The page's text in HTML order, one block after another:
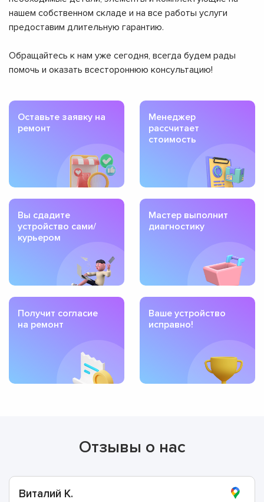
нашем собственном складе и на все работы услуги
предоставим длительную гарантию.
Обращайтесь к нам уже сегодня, всегда будем рады
помочь и оказать всестороннюю консультацию!
Оставьте заявку на
ремонт
Менеджер
рассчитает
стоимость
Вы сдадите
устройство сами/
курьером
Мастер выполнит
диагностику
Получит согласие
на ремонт
Ваше устройство
исправно!
Отзывы о нас
Виталий К.